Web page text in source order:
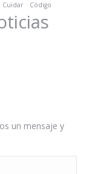
Cuidar Código
un mensaje y